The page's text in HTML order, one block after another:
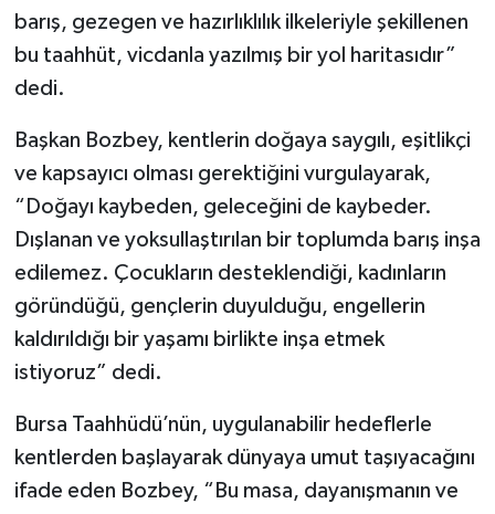
barış, gezegen ve hazırlıklılık ilkeleriyle şekillenen
bu taahhüt, vicdanla yazılmış bir yol haritasıdır”
dedi.
Başkan Bozbey, kentlerin doğaya saygılı, eşitlikçi
ve kapsayıcı olması gerektiğini vurgulayarak,
“Doğayı kaybeden, geleceğini de kaybeder.
Dışlanan ve yoksullaştırılan bir toplumda barış inşa
edilemez. Çocukların desteklendiği, kadınların
göründüğü, gençlerin duyulduğu, engellerin
kaldırıldığı bir yaşamı birlikte inşa etmek
istiyoruz” dedi.
Bursa Taahhüdü’nün, uygulanabilir hedeflerle
kentlerden başlayarak dünyaya umut taşıyacağını
ifade eden Bozbey, “Bu masa, dayanışmanın ve